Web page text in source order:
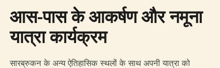
आस-पास के आकर्षण और नमूना
यात्रा कार्यक्रम
सारब्रुकन के अन्य ऐतिहासिक स्थलों के साथ अपनी यात्रा को